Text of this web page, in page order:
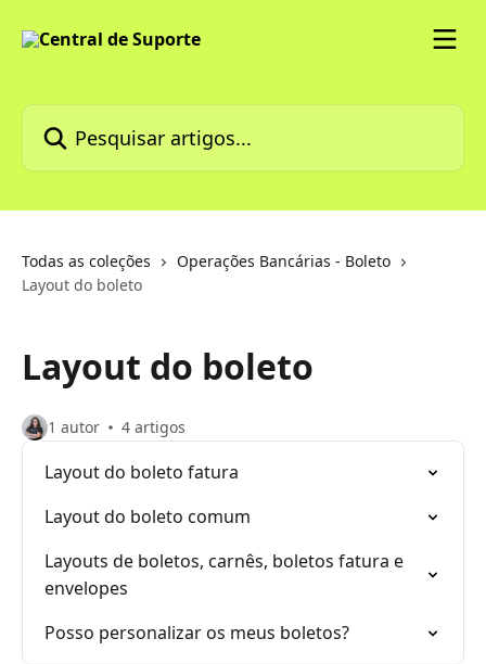
Pesquisar artigos...
Todas as coleções
Operações Bancárias - Boleto
Layout do boleto
Layout do boleto
1 autor 4 artigos
Layout do boleto fatura
Layout do boleto comum
Layouts de boletos, carnês, boletos fatura e
envelopes
Posso personalizar os meus boletos?